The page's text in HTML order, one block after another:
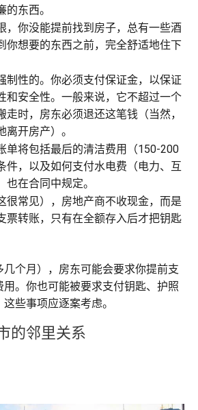
东西。
，你没能提前找到房子，总有一些酒
你想要的东西之前，完全舒适地住下
制性的。你必须支付保证金，以保证
和安全性。一般来说，它不超过一个
走时，房东必须退还这笔钱（当然，
开房产）。
单将包括最后的清洁费用（150-200
件，以及如何支付水电费（电力、互
在合同中规定。
很常见），房地产商不收现金，而是
票转账，只有在全额存入后才把钥匙
个月），房东可能会要求你提前支
。你也可能被要求支付钥匙、护照
些事项应逐案考虑。
的邻里关系